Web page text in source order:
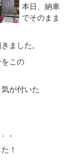
本日、納車
でそのまま
ました。
この
が付いた
。
！